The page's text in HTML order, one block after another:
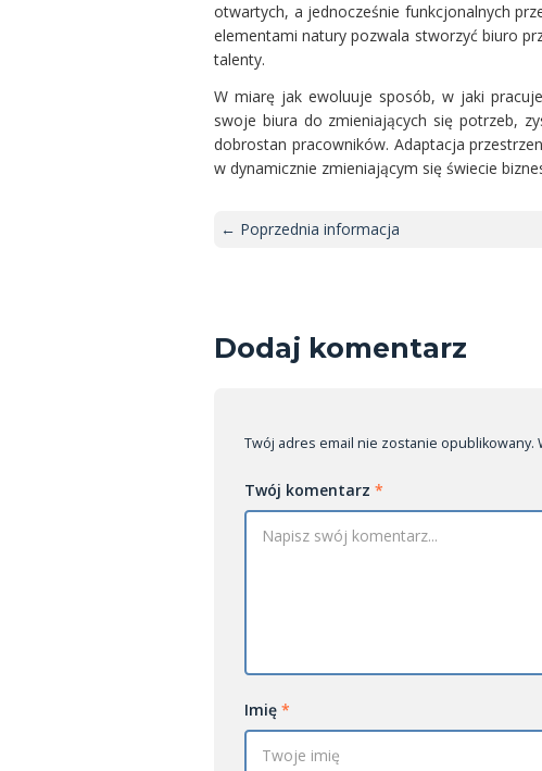
otwartych, a jednocześnie funkcjonalnych
elementami natury pozwala stworzyć biuro
talenty.
W miarę jak ewoluuje sposób, w jaki
swoje biura do zmieniających się potrzeb,
dobrostan pracowników. Adaptacja
w dynamicznie zmieniającym się świecie
← Poprzednia informacja
Dodaj komentarz
Twój adres email nie zostanie opublikowany.
Twój komentarz *
Imię *